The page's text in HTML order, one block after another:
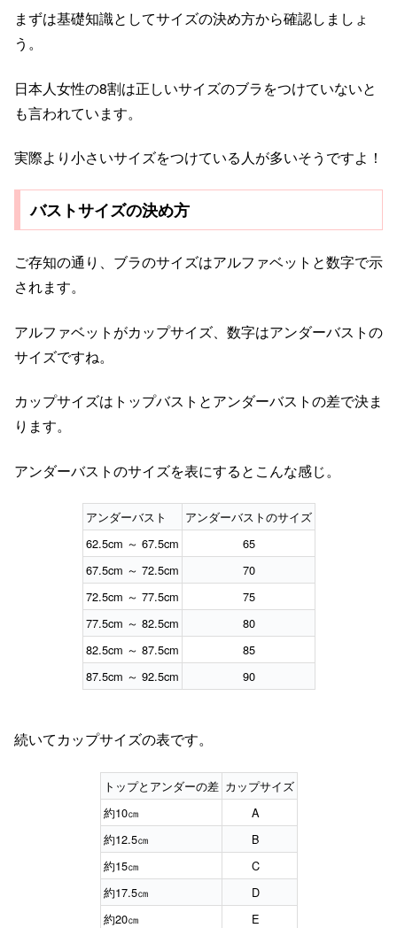
まずは基礎知識としてサイズの決め方から確認しましょ
う。
日本人女性の8割は正しいサイズのブラをつけていないと
も言われています。
実際より小さいサイズをつけている人が多いそうですよ！
バストサイズの決め方
ご存知の通り、ブラのサイズはアルファベットと数字で示
されます。
アルファベットがカップサイズ、数字はアンダーバストの
サイズですね。
カップサイズはトップバストとアンダーバストの差で決ま
ります。
アンダーバストのサイズを表にするとこんな感じ。
アンダーバスト
アンダーバストのサイズ
62.5cm ～ 67.5cm
65
67.5cm ～ 72.5cm
70
72.5cm ～ 77.5cm
75
77.5cm ～ 82.5cm
80
82.5cm ～ 87.5cm
85
87.5cm ～ 92.5cm
90
続いてカップサイズの表です。
トップとアンダーの差 カップサイズ
約10㎝
A
約12.5㎝
B
約15㎝
C
約17.5㎝
D
約20㎝
E